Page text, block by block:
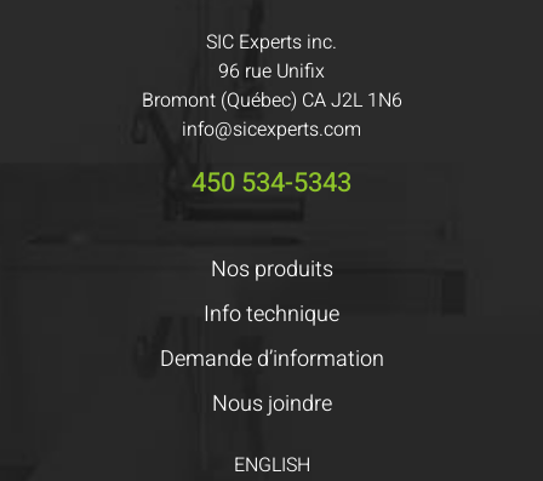
SIC Experts inc.
96 rue Unifix
Bromont (Québec) CA J2L 1N6
info@sicexperts.com
450 534-5343
Nos produits
Info technique
Demande d’information
Nous joindre
ENGLISH